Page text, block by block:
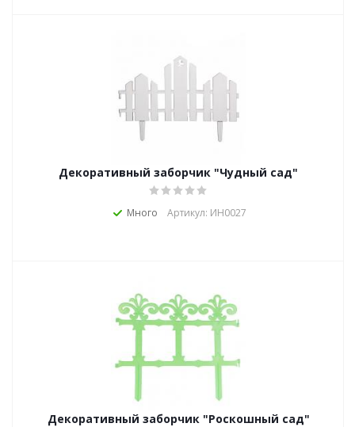
Декоративный заборчик "Чудный сад"
Много Артикул: ИН0027
Декоративный заборчик "Роскошный сад"